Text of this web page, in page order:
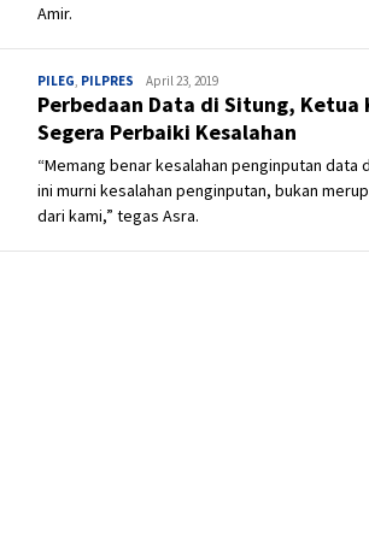
Amir.
PILEG PILPRES Admin
April 23, 2019
Perbedaan Data di Situng, Ketua
Segera Perbaiki Kesalahan
“Memang benar kesalahan penginputan data
ini murni kesalahan penginputan, bukan
dari kami,” tegas Asra.